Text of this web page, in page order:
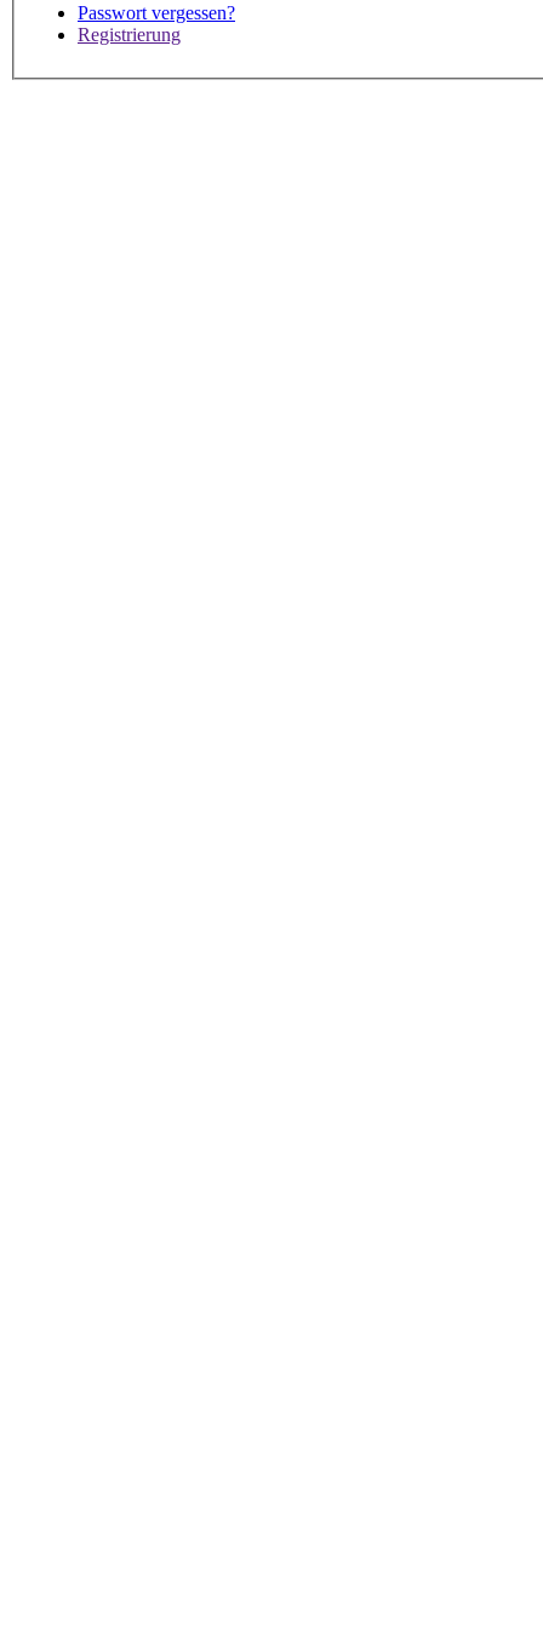
Passwort vergessen?
Registrierung